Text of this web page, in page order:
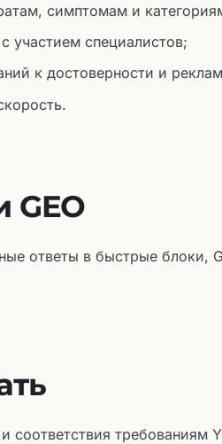
симптомам и
участием специалистов;
к достоверности и
GEO
ответы в быстрые блоки,
соответствия требованиям